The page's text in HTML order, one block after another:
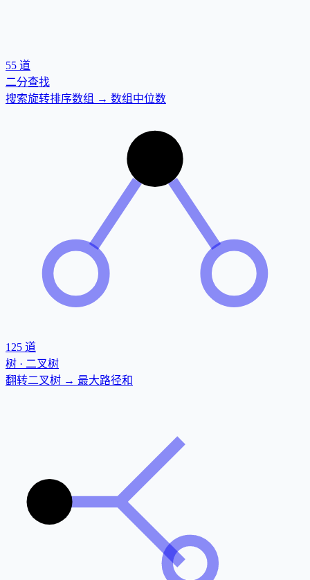
55 道
二分查找
搜索旋转排序数组 → 数组中位数
125 道
树 · 二叉树
翻转二叉树 → 最大路径和